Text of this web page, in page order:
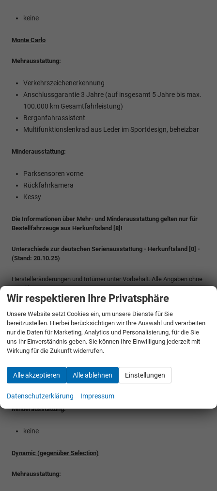
keine
Monte Carlo
Mehrausstattung:
Verkehrszeichenerkennung
Anschlussgarantie 3 Jahre (auf insgesamt 5 Jahre bis max.
100.000 km Gesamtfahrleistung)
Berganfahrassistent
Multifunktionslenkrad aus Leder im Sportdesign, beheizbar
Minderausstattung:
Parksensoren vorne
Rückfahrkamera
Kessy
Die Informationen über Mehr- und Minderausstattung gelten nur für
Bestellfahrzeuge aus Herkunftsland [8]!
Unterschiede zur deutschen Serienausstattung - Herkunftsland [0] -
(Stand: 20.10.25)
Herstelleränderungen und Irrtümer unter Vorbehalt. Alle Angaben ohne
Gewähr.
Mehrausstattung:
Transport Paket
Rückfahrkamera
Minderausstattung:
keine
Dynamic (gegenüber Selection)
Mehrausstattung:
Wir respektieren Ihre Privatsphäre
Unsere Website setzt Cookies ein, um unsere Dienste für Sie
bereitzustellen. Hierbei berücksichtigen wir Ihre Auswahl und verarbeiten
nur die Daten für Marketing, Analytics und Personalisierung, für die Sie
uns Ihr Einverständnis geben. Sie können Ihre Einwilligung jederzeit mit
Wirkung für die Zukunft widerrufen.
Alle akzeptieren Alle ablehnen Einstellungen
Datenschutzerklärung Impressum